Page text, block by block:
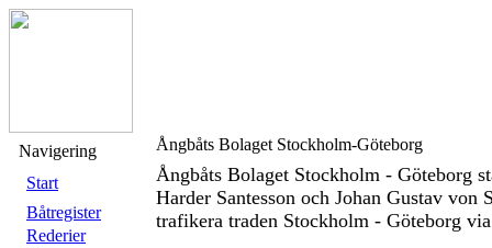
Navigering
Start
Båtregister
Rederier
Ångbåts Bolaget Stockholm-Göteborg
Ångbåts Bolaget Stockholm - Göteborg
Harder Santesson och Johan Gustav von
trafikera traden Stockholm - Göteborg